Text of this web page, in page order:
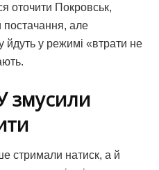
оточити Покровськ,
але
у режимі «втрати не
змусили
стримали натиск, а й